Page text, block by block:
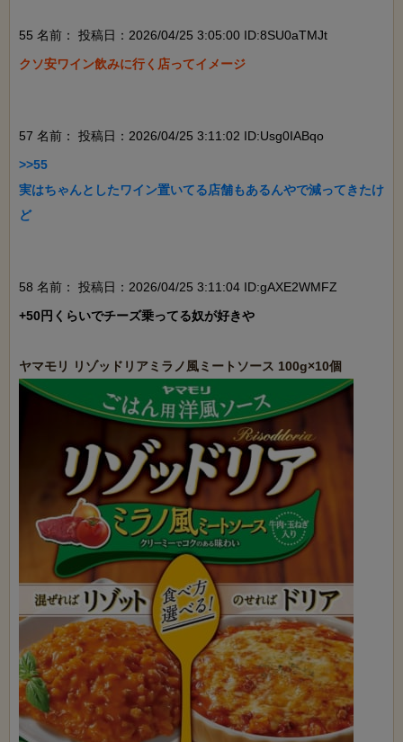
55 名前：
投稿日：2026/04/25 3:05:00 ID:8SU0aTMJt
クソ安ワイン飲みに行く店ってイメージ
57 名前：
投稿日：2026/04/25 3:11:02 ID:Usg0IABqo
>>55
実はちゃんとしたワイン置いてる店舗もあるんやで減ってきたけ
ど
58 名前：
投稿日：2026/04/25 3:11:04 ID:gAXE2WMFZ
+50円くらいでチーズ乗ってる奴が好きや